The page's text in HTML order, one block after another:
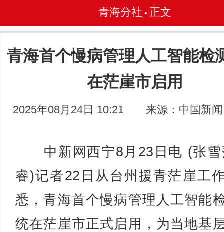
青海分社 • 正文
青海首个慢病管理人工智能检
在茫崖市启用
2025年08月24日 10:21 来源：中国新
中新网西宁8月23日电 (张雪
睿)记者22日从台州援青茫崖工
悉，青海首个慢病管理人工智能
统在茫崖市正式启用，为当地基